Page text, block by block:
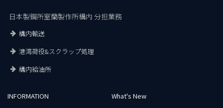
日本製鋼所室蘭製作所構内 分担業務
構内輸送
港湾荷役&スクラップ処理
構内給油所
INFORMATION
What's New